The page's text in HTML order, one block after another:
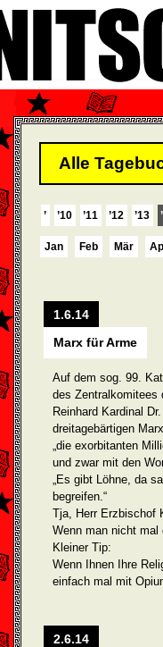
Alle
’ ’10 ’11 ’12 ’13
Jan Feb Mär
1.6.14
Marx für Arme
Auf dem sog. 99.
des Zentralkomitees
Reinhard Kardinal
dreitagebärtigen
„die exorbitanten
und zwar mit den
„Es gibt Löhne, da
begreifen.“
Tja, Herr Erzbischof
Wenn man nicht mal
Kleiner Tip:
Wenn Ihnen Ihre
einfach mal mit
2.6.14